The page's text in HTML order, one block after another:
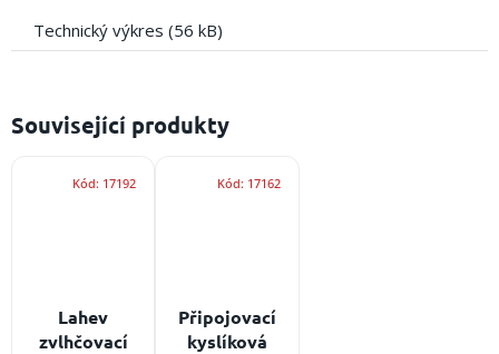
Související produkty
Lahev
zvlhčovací
Kód: 17192
Připojovací
kyslíková
Kód: 17162
Technický výkres (56 kB)